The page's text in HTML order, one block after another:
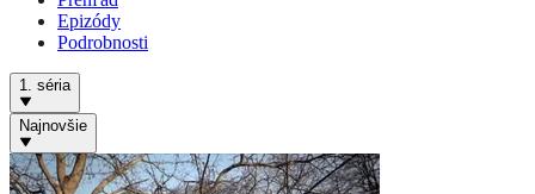
Epizódy
Podrobnosti
1. séria
Najnovšie